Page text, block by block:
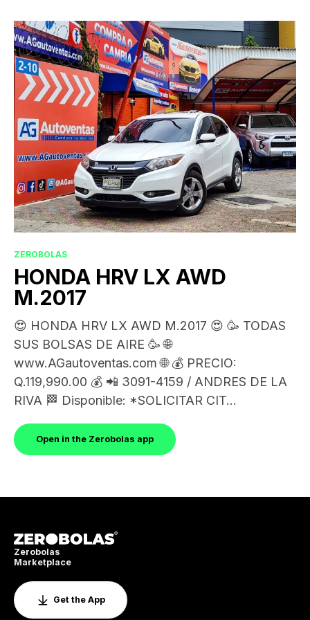
ZEROBOLAS
HONDA HRV LX AWD
M.2017
😍 HONDA HRV LX AWD M.2017 😍 🥳 TODAS
SUS BOLSAS DE AIRE 🥳 🌐
www.AGautoventas.com 🌐 💰 PRECIO:
Q.119,990.00 💰 📲 3091-4159 / ANDRES DE LA
RIVA 🏁 Disponible: *SOLICITAR CIT...
Open in the Zerobolas app
Zerobolas
Marketplace
Get the App